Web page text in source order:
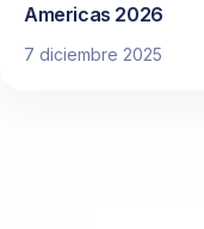
Americas 2026
7 diciembre 2025